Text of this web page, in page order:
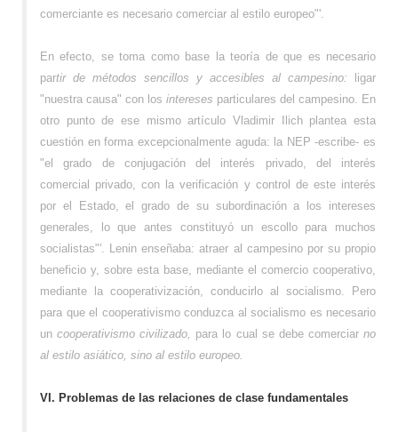
comerciante es necesario comerciar al estilo europeo"'.
En efecto, se toma como base la teoría de que es necesario
partir de métodos sencillos y accesibles al campesino: ligar
"nuestra causa" con los intereses particulares del campesino. En
otro punto de ese mismo artículo Vladimir Ilich plantea esta
cuestión en forma excepcionalmente aguda: la NEP -escribe- es
"el grado de conjugación del interés privado, del interés
comercial privado, con la verificación y control de este interés
por el Estado, el grado de su subordinación a los intereses
generales, lo que antes constituyó un escollo para muchos
socialistas"'. Lenin enseñaba: atraer al campesino por su propio
beneficio y, sobre esta base, mediante el comercio cooperativo,
mediante la cooperativización, conducirlo al socialismo. Pero
para que el cooperativismo conduzca al socialismo es necesario
uncooperativismo civilizado, para lo cual se debe comerciarno
al estilo asiático, sino al estilo europeo.
VI. Problemas de las relaciones de clase fundamentales